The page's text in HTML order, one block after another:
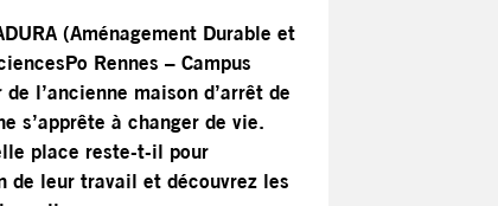
(Aménagement Durable et
Rennes – Campus
l’ancienne maison d’arrêt de
s’apprête à changer de vie.
place reste-t-il pour
de leur travail et découvrez les